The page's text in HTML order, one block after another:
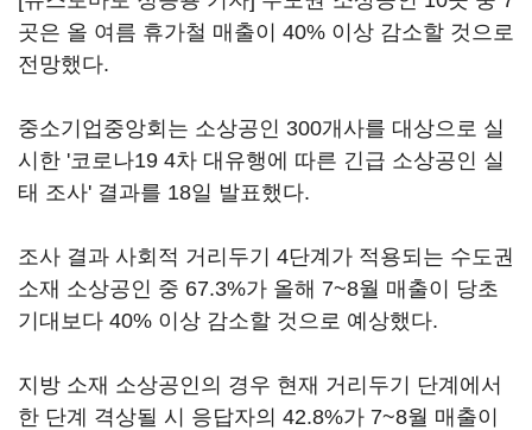
곳은 올 여름 휴가철 매출이 40% 이상 감소할 것으로
전망했다.
중소기업중앙회는 소상공인 300개사를 대상으로 실
시한 '코로나19 4차 대유행에 따른 긴급 소상공인 실
태 조사' 결과를 18일 발표했다.
조사 결과 사회적 거리두기 4단계가 적용되는 수도권
소재 소상공인 중 67.3%가 올해 7~8월 매출이 당초
기대보다 40% 이상 감소할 것으로 예상했다.
지방 소재 소상공인의 경우 현재 거리두기 단계에서
한 단계 격상될 시 응답자의 42.8%가 7~8월 매출이